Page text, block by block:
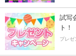
試写
ト！
プレゼ